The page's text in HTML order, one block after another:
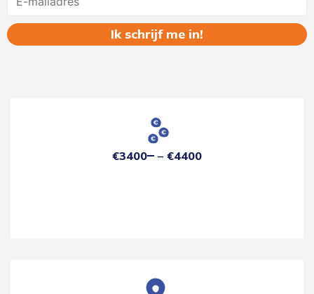
€3400 €4400